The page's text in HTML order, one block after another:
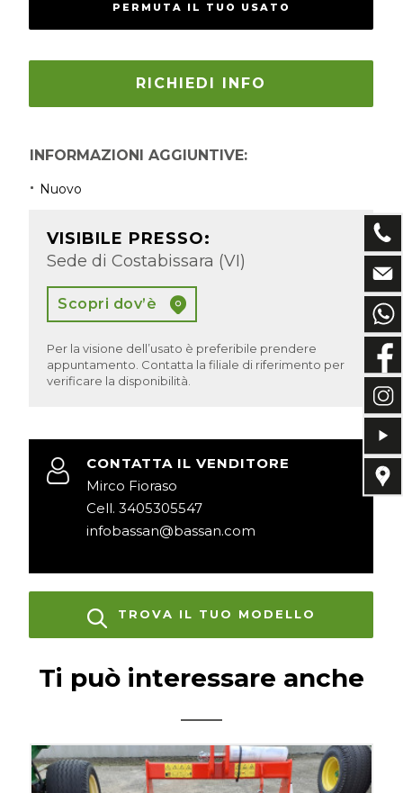
PERMUTA IL TUO USATO
RICHIEDI INFO
INFORMAZIONI AGGIUNTIVE:
Nuovo
VISIBILE PRESSO:
Sede di Costabissara (VI)
Scopri dov’è
Per la visione dell’usato è preferibile prendere
appuntamento. Contatta la filiale di riferimento per
verificare la disponibilità.
CONTATTA IL VENDITORE
Mirco Fioraso
Cell. 3405305547
infobassan@bassan.com
TROVA IL TUO MODELLO
Ti può interessare anche